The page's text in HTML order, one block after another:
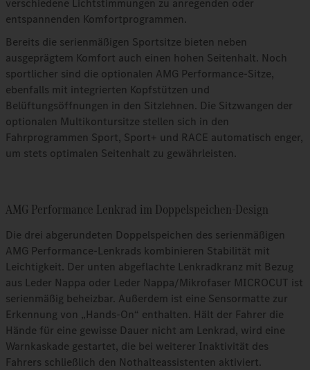
entspannenden Komfortprogrammen.
Bereits die serienmäßigen Sportsitze bieten neben
ausgeprägtem Komfort auch einen hohen Seitenhalt. Noch
sportlicher sind die optionalen AMG Performance-Sitze,
ebenfalls mit integrierten Kopfstützen und
Belüftungsöffnungen in den Sitzlehnen. Die Sitzwangen der
optionalen Multikontursitze stellen sich in den
Fahrprogrammen Sport, Sport+ und RACE automatisch enger,
um stets optimalen Seitenhalt zu gewährleisten.
AMG Performance Lenkrad im Doppelspeichen-Design
Die drei abgerundeten Doppelspeichen des serienmäßigen
AMG Performance-Lenkrads kombinieren Stabilität mit
Leichtigkeit. Der unten abgeflachte Lenkradkranz mit Bezug
aus Leder Nappa oder Leder Nappa/Mikrofaser MICROCUT ist
serienmäßig beheizbar. Außerdem ist eine Sensormatte zur
Erkennung von „Hands‑On“ enthalten. Hält der Fahrer die
Hände für eine gewisse Dauer nicht am Lenkrad, wird eine
Warnkaskade gestartet, die bei weiterer Inaktivität des
Fahrers schließlich den Nothalteassistenten aktiviert.